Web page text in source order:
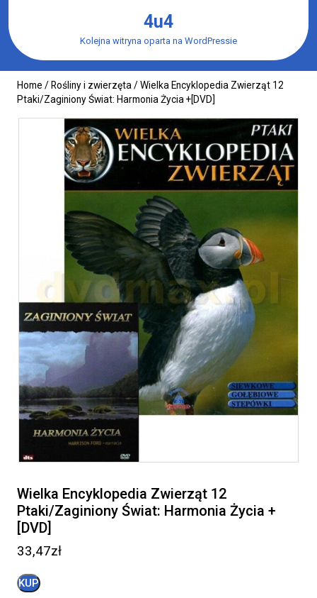
content
4u4
Kolejna witryna oparta na WordPressie
Home / Rośliny i zwierzęta / Wielka Encyklopedia Zwierząt 12
Ptaki/Zaginiony Świat: Harmonia Życia +[DVD]
Wielka Encyklopedia Zwierząt 12
Ptaki/Zaginiony Świat: Harmonia Życia +
[DVD]
33,47zł
KUP